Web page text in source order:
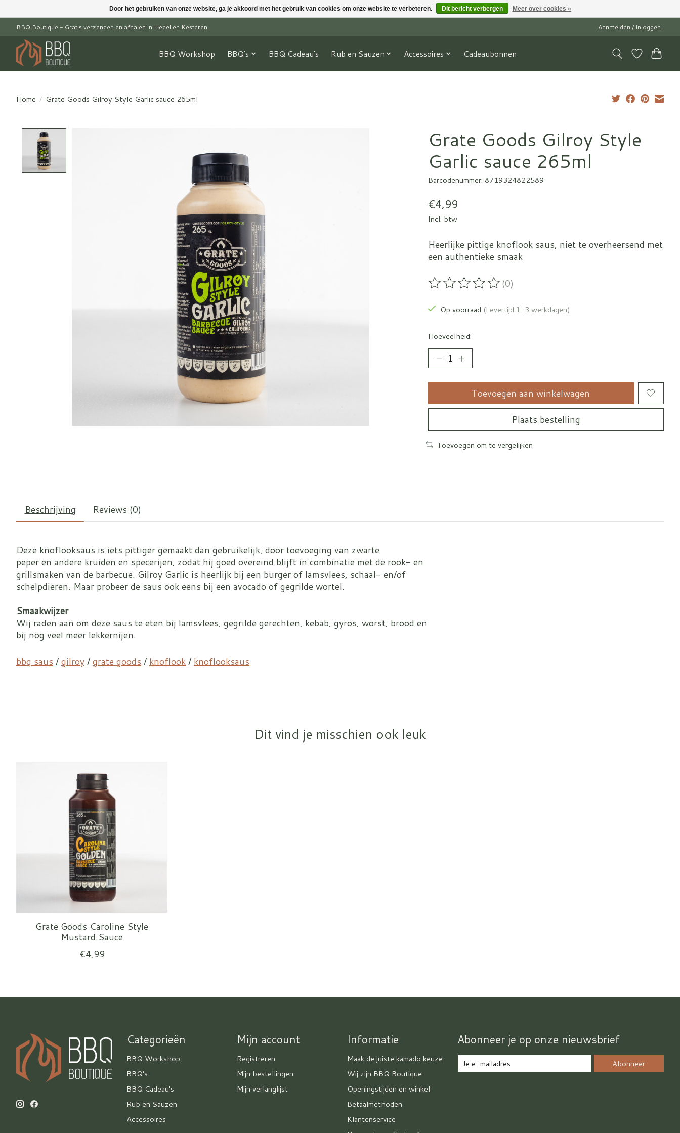
BBQ Boutique - Gratis verzenden en afhalen in Hedel en Kesteren Aanmelden / Inloggen
BBQ Workshop BBQ's BBQ Cadeau's Rub en Sauzen Accessoires Cadeaubonnen
Home / Grate Goods Gilroy Style Garlic sauce 265ml
Grate Goods Gilroy Style
Garlic sauce 265ml
Barcodenummer: 8719324822589
€4,99
Incl. btw
Heerlijke pittige knoflook saus, niet te overheersend met
een authentieke smaak
De beoordeling van dit product is
(0)
Op voorraad (Levertijd:1-3 werkdagen)
Hoeveelheid:
Toevoegen aan winkelwagen
Plaats bestelling
Toevoegen om te vergelijken
Beschrijving Reviews (0)
Deze knoflooksaus is iets pittiger gemaakt dan gebruikelijk, door toevoeging van zwarte
peper en andere kruiden en specerijen, zodat hij goed overeind blijft in combinatie met de rook- en
grillsmaken van de barbecue. Gilroy Garlic is heerlijk bij een burger of lamsvlees, schaal- en/of
schelpdieren. Maar probeer de saus ook eens bij een avocado of gegrilde wortel.
Smaakwijzer
Wij raden aan om deze saus te eten bij lamsvlees, gegrilde gerechten, kebab, gyros, worst, brood en
bij nog veel meer lekkernijen.
bbq saus / gilroy / grate goods / knoflook / knoflooksaus
Dit vind je misschien ook leuk
Grate Goods Caroline Style
Mustard Sauce
€4,99
Categorieën
BBQ Workshop
BBQ's
BBQ Cadeau's
Rub en Sauzen
Accessoires
Mijn account
Registreren
Mijn bestellingen
Mijn verlanglijst
Informatie
Maak de juiste kamado keuze
Wij zijn BBQ Boutique
Openingstijden en winkel
Betaalmethoden
Klantenservice
Abonneer je op onze nieuwsbrief
Abonneer
Door het gebruiken van onze website, ga je akkoord met het gebruik van cookies om onze website te verbeteren. Dit bericht verbergen Meer over cookies »